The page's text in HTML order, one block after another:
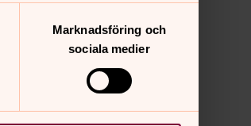
Marknadsföring och
sociala medier